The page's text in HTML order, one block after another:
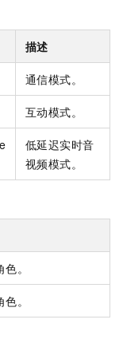
描述
通信模式。
互动模式。
低延迟实时音
视频模式。
。
。